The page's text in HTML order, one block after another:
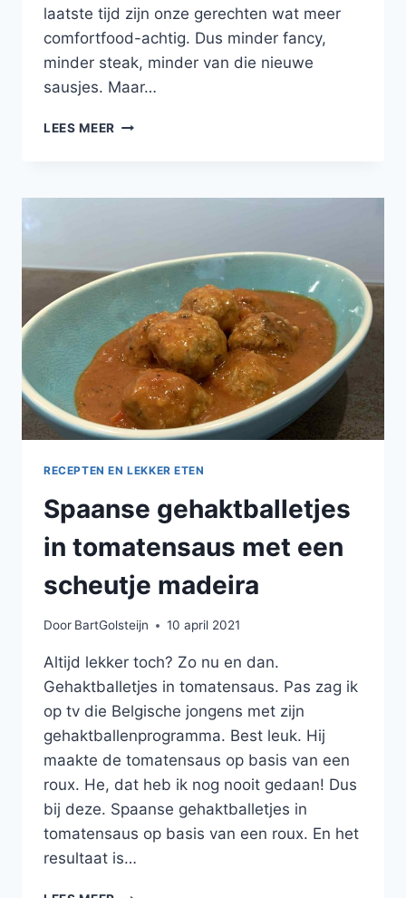
laatste tijd zijn onze gerechten wat meer
comfortfood-achtig. Dus minder fancy,
minder steak, minder van die nieuwe
sausjes. Maar…
LEES MEER GEHAKTBALLEN
RECEPTEN EN LEKKER ETEN
Spaanse gehaktballetjes
in tomatensaus met een
scheutje madeira
Door BartGolsteijn 10 april 2021
Altijd lekker toch? Zo nu en dan.
Gehaktballetjes in tomatensaus. Pas zag ik
op tv die Belgische jongens met zijn
gehaktballenprogramma. Best leuk. Hij
maakte de tomatensaus op basis van een
roux. He, dat heb ik nog nooit gedaan! Dus
bij deze. Spaanse gehaktballetjes in
tomatensaus op basis van een roux. En het
resultaat is…
SPAANSE